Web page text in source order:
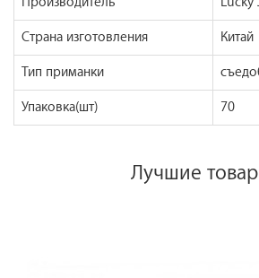
Страна изготовления Китай
Тип приманки
Упаковка(шт) 70
Лучшие